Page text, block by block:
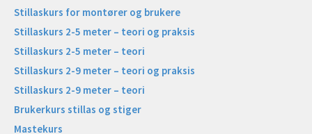
Stillaskurs for montører og brukere
Stillaskurs 2-5 meter – teori og praksis
Stillaskurs 2-5 meter – teori
Stillaskurs 2-9 meter – teori og praksis
Stillaskurs 2-9 meter – teori
Brukerkurs stillas og stiger
Mastekurs